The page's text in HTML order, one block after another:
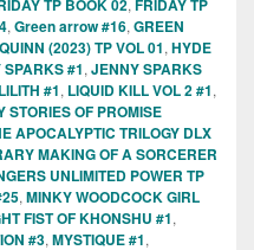
TP BOOK 02, FRIDAY TP
, Green arrow #16, GREEN
(2023) TP VOL 01, HYDE
#1, JENNY SPARKS
LILITH #1, LIQUID KILL VOL 2 #1,
STORIES OF PROMISE
APOCALYPTIC TRILOGY DLX
MAKING OF A SORCERER
UNLIMITED POWER TP
, MINKY WOODCOCK GIRL
FIST OF KHONSHU #1,
#3, MYSTIQUE #1,